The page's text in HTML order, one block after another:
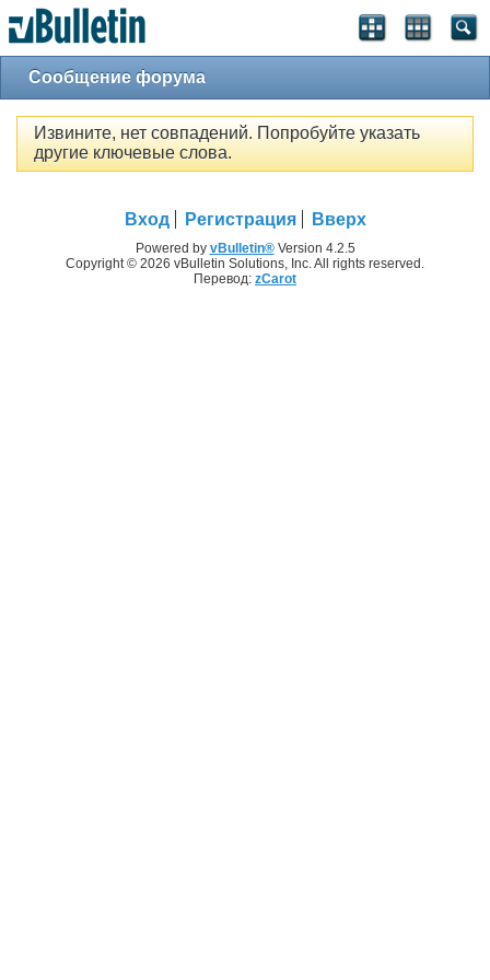
Сообщение форума
Извините, нет совпадений. Попробуйте указать
другие ключевые слова.
Вход Регистрация Вверх
Powered by vBulletin®Version 4.2.5
Copyright © 2026 vBulletin Solutions, Inc. All rights reserved.
Перевод: zCarot